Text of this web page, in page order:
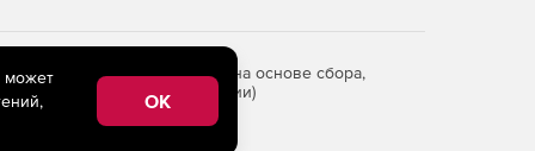
информации на основе сбора,
Российской Федерации)
может
OK